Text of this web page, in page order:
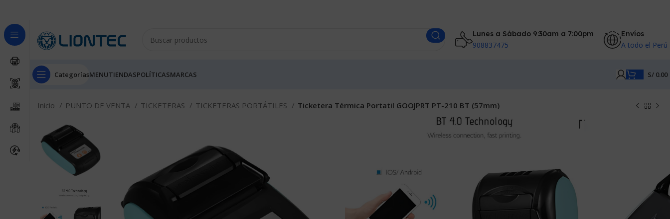
Lunes a Sábado 9:30am a 7:00pm
908837475
Envíos
A todo el Perú
CategoríasMENUTIENDASPOLÍTICASMARCAS S/ 0.00
Inicio PUNTO DE VENTA TICKETERAS TICKETERAS PORTÁTILES Ticketera Térmica Portatil GOOJPRT PT-210 BT (57mm)
Ticketera Térmica Portatil GOOJPRT PT-210
BT (57mm)
190.00